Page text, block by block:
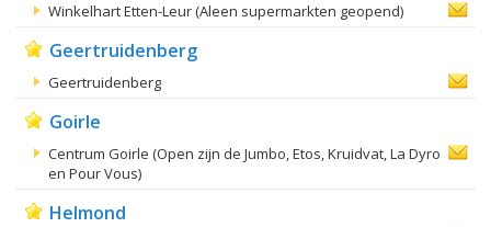
Winkelhart Etten-Leur (Aleen supermarkten geopend)
Geertruidenberg
Geertruidenberg
Goirle
Centrum Goirle (Open zijn de Jumbo, Etos, Kruidvat, La Dyro
en Pour Vous)
Helmond